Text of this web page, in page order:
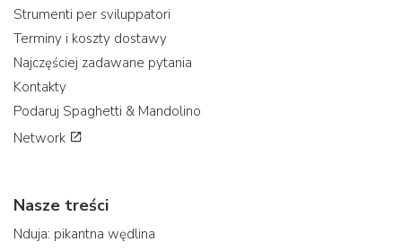
Strumenti per sviluppatori
Terminy i koszty dostawy
Najczęściej zadawane pytania
Kontakty
Podaruj Spaghetti & Mandolino
Network
Nasze treści
Nduja: pikantna wędlina